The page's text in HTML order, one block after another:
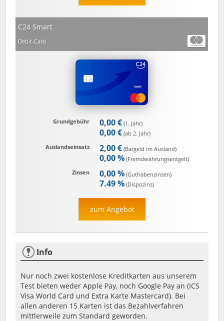
C24 Smart
Debit-Card
Grundgebühr 0,00 € (1. Jahr)
0,00 € (ab 2. Jahr)
Auslandseinsatz
2,00 € (Bargeld im Ausland)
0,00 % (Fremd­währungs­entgelt)
Zinsen
0,00 % (Guthaben­zinsen)
7.49 % (Dispozins)
zum Angebot
Info
Nur noch zwei kostenlose Kreditkarten aus unserem
Test bieten weder Apple Pay, noch Google Pay an (ICS
Visa World Card und Extra Karte Mastercard). Bei
allen anderen 15 Karten ist das Bezahlverfahren
mittlerweile zum Standard geworden.